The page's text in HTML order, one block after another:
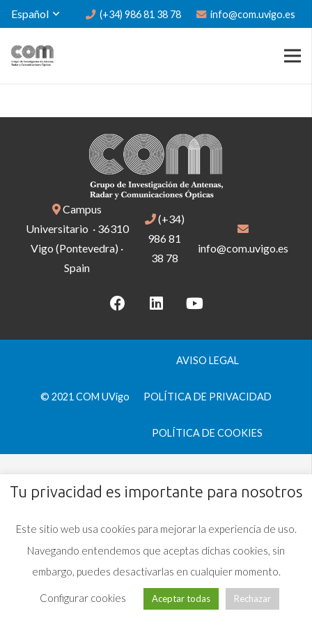
Español (+34) 986 81 38 78 info@com.uvigo.es
Campus
Universitario · 36310
Vigo (Pontevedra) ·
Spain
(+34)
986 81
38 78
info@com.uvigo.es
© 2021 COM UVigo
AVISO LEGAL
POLÍTICA DE PRIVACIDAD
POLÍTICA DE COOKIES
Tu privacidad es importante para nosotros
Este sitio web usa cookies para mejorar la experiencia de uso.
Navegando entendemos que aceptas dichas cookies, sin
embargo, puedes desactivarlas en cualquier momento.
Configurar cookies Aceptar todas Rechazar